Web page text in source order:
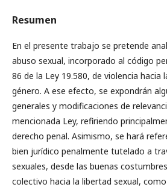
Resumen
En el presente trabajo se pretende
abuso sexual, incorporado al código
86 de la Ley 19.580, de violencia hacia
género. A ese efecto, se expondrán
generales y modificaciones de
mencionada Ley, refiriendo
derecho penal. Asimismo, se hará
bien jurídico penalmente tutelado a
sexuales, desde las buenas
colectivo hacia la libertad sexual,